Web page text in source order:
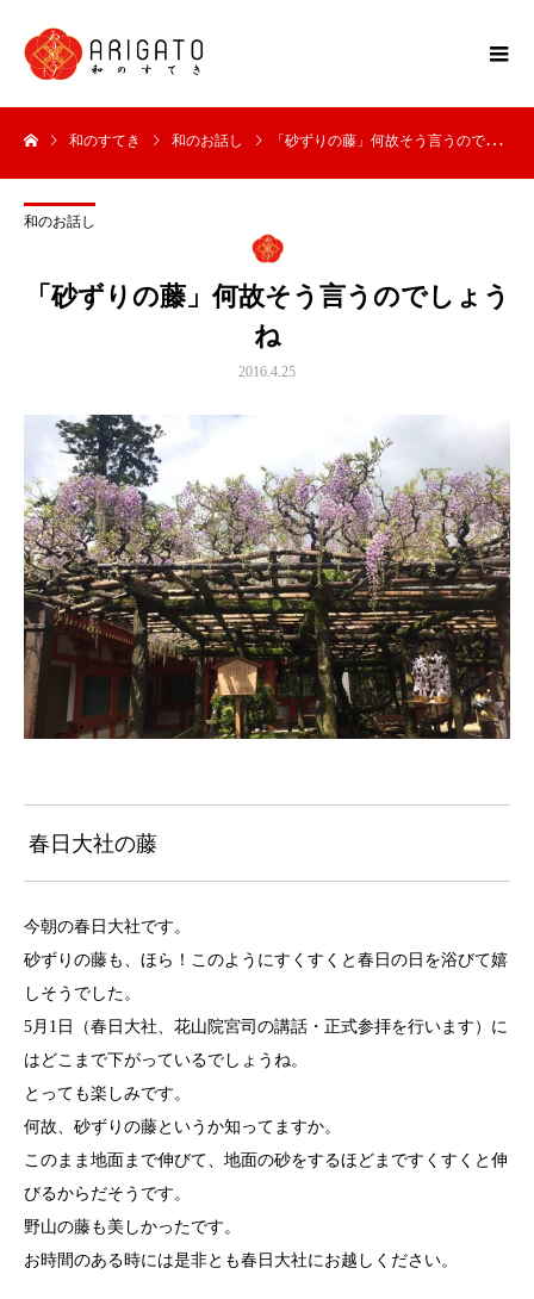
和のすてき 和のお話し 「砂ずりの藤」何故そう言うのでしょうね
和のお話し
「砂ずりの藤」何故そう言うのでしょう
ね
2016.4.25
春日大社の藤
今朝の春日大社です。
砂ずりの藤も、ほら！このようにすくすくと春日の日を浴びて嬉
しそうでした。
5月1日（春日大社、花山院宮司の講話・正式参拝を行います）に
はどこまで下がっているでしょうね。
とっても楽しみです。
何故、砂ずりの藤というか知ってますか。
このまま地面まで伸びて、地面の砂をするほどまですくすくと伸
びるからだそうです。
野山の藤も美しかったです。
お時間のある時には是非とも春日大社にお越しください。